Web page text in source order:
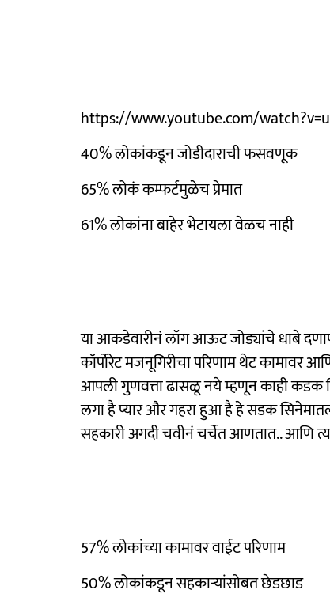
https://www.youtube.com/
40% लोकांकडून जोडीदाराची फसवणूक
65% लोकं कम्फर्टमुळेच प्रेमात
61% लोकांना बाहेर भेटायला वेळच नाही
या आकडेवारीनं लॉग आऊट जोड्यांचे धाबे
कॉर्पोरेट मजनूगिरीचा परिणाम थेट कामावर
आपली गुणवत्ता ढासळू नये म्हणून काही कडक
लगा है प्यार और गहरा हुआ है हे सडक
सहकारी अगदी चवीनं चर्चेत आणतात.. आणि
57% लोकांच्या कामावर वाईट परिणाम
50% लोकांकडून सहकाऱ्यांसोबत छेडछाड